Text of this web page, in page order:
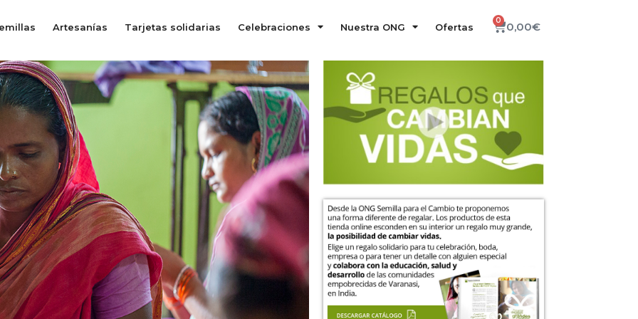
Artesanías Tarjetas solidarias Celebraciones Nuestra ONG Ofertas 0,00€
0